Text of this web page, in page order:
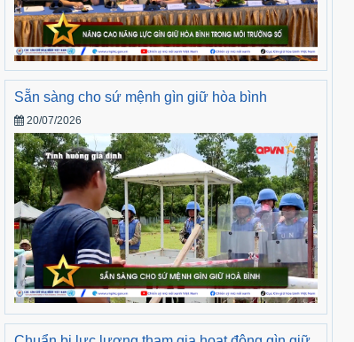
Sẵn sàng cho sứ mệnh gìn giữ hòa bình
20/07/2026